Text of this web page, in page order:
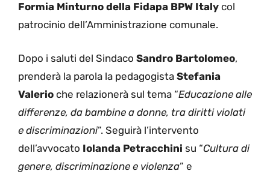
Formia Minturno della Fidapa BPW Italy col
patrocinio dell’Amministrazione comunale.
Dopo i saluti del Sindaco Sandro Bartolomeo,
prenderà la parola la pedagogista Stefania
Valerio che relazionerà sul tema “Educazione alle
differenze, da bambine a donne, tra diritti violati
e discriminazioni”. Seguirà l’intervento
dell’avvocato Iolanda Petracchini su “Cultura di
genere, discriminazione e violenza” e